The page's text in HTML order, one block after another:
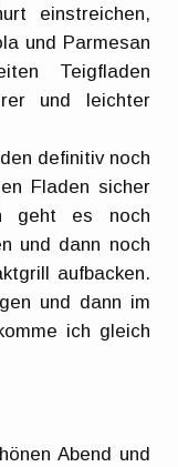
einstreichen,
und Parmesan
Teigfladen
und leichter
definitiv noch
Fladen sicher
geht es noch
und dann noch
aufbacken.
und dann im
ich gleich
Abend und